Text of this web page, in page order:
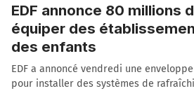
EDF annonce 80 millions
équiper des
des enfants
EDF a annoncé vendredi une
pour installer des systèmes de